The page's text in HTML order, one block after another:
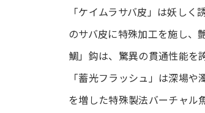
「ケイムラサバ皮」は妖し
のサバ皮に特殊加工を施し、
鯛」鈎は、驚異の貫通性能を
「蓄光フラッシュ」は深場
を増した特殊製法バーチャル